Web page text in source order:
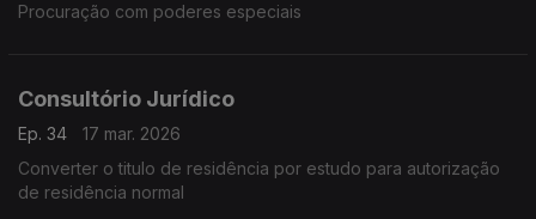
Procuração com poderes especiais
Consultório Jurídico
Ep. 34
17 mar. 2026
Converter o titulo de residência por estudo para autorização
de residência normal